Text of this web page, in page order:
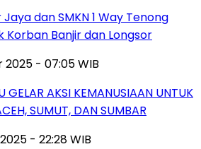
Jaya dan SMKN 1 Way Tenong
Korban Banjir dan Longsor
- 07:05 WIB
GELAR AKSI KEMANUSIAAN UNTUK
SUMUT, DAN SUMBAR
- 22:28 WIB